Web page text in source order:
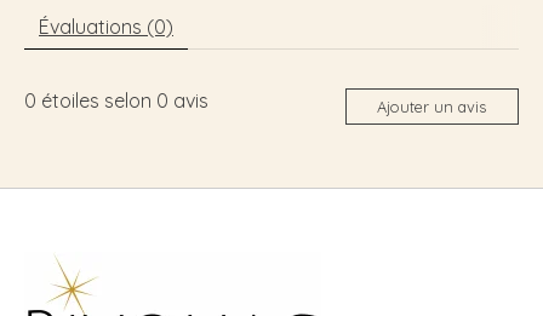
Évaluations (0)
0 étoiles selon 0 avis Ajouter un avis